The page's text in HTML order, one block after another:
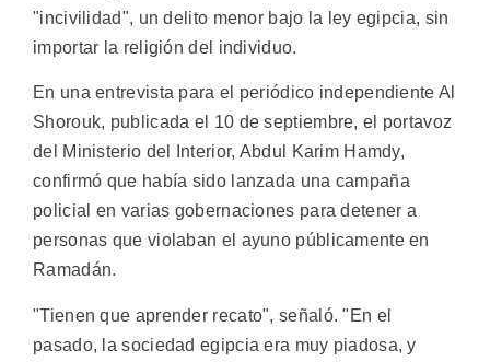
"incivilidad", un delito menor bajo la ley egipcia, sin
importar la religión del individuo.
En una entrevista para el periódico independiente Al
Shorouk, publicada el 10 de septiembre, el portavoz
del Ministerio del Interior, Abdul Karim Hamdy,
confirmó que había sido lanzada una campaña
policial en varias gobernaciones para detener a
personas que violaban el ayuno públicamente en
Ramadán.
"Tienen que aprender recato", señaló. "En el
pasado, la sociedad egipcia era muy piadosa, y